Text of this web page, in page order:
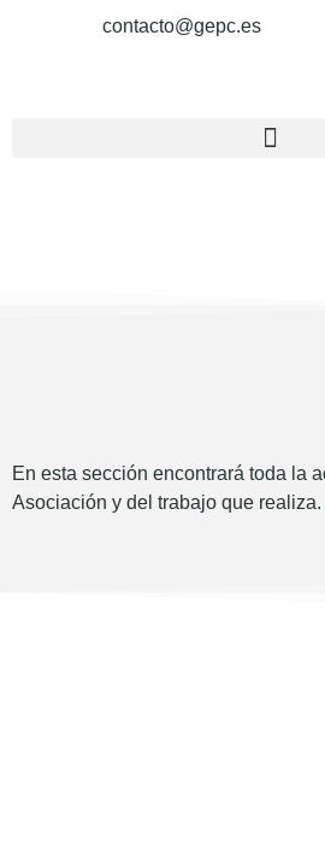
contacto@gepc.es
En esta sección encontrará toda la
Asociación y del trabajo que realiza.